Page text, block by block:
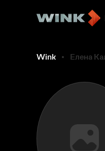
Wink Елена